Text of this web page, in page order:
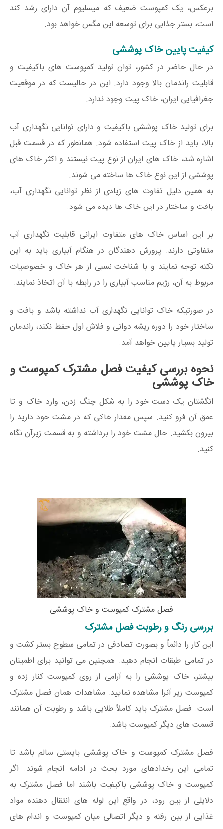
برعکس، یک کمپوست ضعیف که میسلیوم آن دارای رشد کند
است، بستر جذابی برای توسعه این مگس خواهد بود.
کیفیت پایین خاک پوششی
در حال حاضر در کشور، توان تولید کمپوست های باکیفیت و
قابلیت راندمان بالا وجود دارد. این در حالیست که در موقعیت
جغرافیایی ایران، خاک پیت وجود ندارد.
برای تولید خاک پوششی باکیفیت و دارای توانایی نگهداری آب
بالا، باید از خاک پیت استفاده شود. همانطور که در قسمت قبل
اشاره شد، خاک های ایران از نوع پیت نیستند و اکثر خاک های
پوششی از این نوع خاک ها ساخته می شوند.
به همین دلیل تفاوت های زیادی از نظر توانایی نگهداری آب،
بافت و ساختار در این خاک ها دیده می شود.
بر این اساس خاک های متفاوت ایرانی قابلیت نگهداری آب
متفاوتی دارند. پرورش دهندگان در هنگام آبیاری باید به این
نکته توجه نمایند و با شناخت نسبی از هر خاک و خصوصیات
مربوط به آن، رژیم مناسب آبیاری را در رابطه با آن اتخاذ نمایند.
در صورتیکه خاک توانایی نگهداری آب نداشته باشد و بافت و
ساختار خود را دوره ریشه دوانی و فلاش اول حفظ نکند، راندمان
تولید بسیار پایین خواهد آمد.
نحوه بررسی کیفیت فصل مشترک کمپوست و
خاک پوششی
انگشتان یک دست خود را به شکل چنگ زدن، وارد خاک و تا
عمق آن فرو کنید. سپس مقدار خاکی که در مشت خود دارید را
بیرون بکشید. حال مشت خود را برداشته و به قسمت زیرآن نگاه
کنید.
فصل مشترک کمپوست و خاک پوششی
بررسی رنگ و رطوبت فصل مشترک
این کار را دائماً و بصورت تصادفی در تمامی سطوح بستر کشت و
در تمامی طبقات انجام دهید. همچنین می توانید برای اطمینان
بیشتر، خاک پوششی را به آرامی از روی کمپوست کنار زده و
کمپوست زیر آنرا مشاهده نمایید. مشاهدات همان فصل مشترک
است. فصل مشترک باید کاملاً طلایی باشد و رطوبت آن همانند
قسمت های دیگر کمپوست باشد.
فصل مشترک کمپوست و خاک پوششی بایستی سالم باشد تا
تمامی این رخدادهای مورد بحث در ادامه انجام شوند. اگر
کمپوست و خاک پوششی باکیفیت باشند اما فصل مشترک به
دلایلی از بین رود، در واقع این لوله های انتقال دهنده مواد
غذایی از بین رفته و دیگر اتصالی میان کمپوست و اندام های